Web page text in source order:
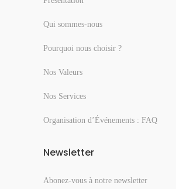
Qui sommes-nous
Pourquoi nous choisir ?
Nos Valeurs
Nos Services
Organisation d’Événements : FAQ
Newsletter
Abonez-vous à notre newsletter